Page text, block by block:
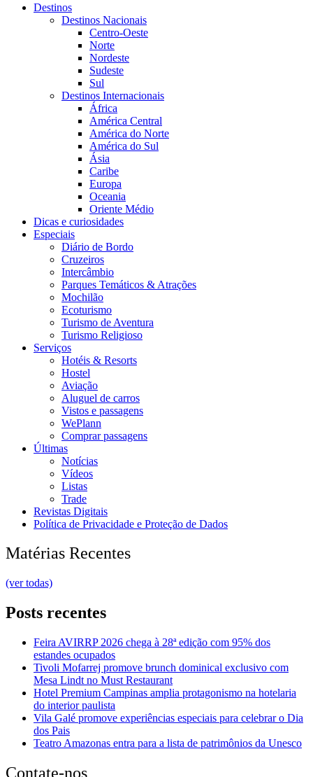
Destinos
Destinos Nacionais
Centro-Oeste
Norte
Nordeste
Sudeste
Sul
Destinos Internacionais
África
América Central
América do Norte
América do Sul
Ásia
Caribe
Europa
Oceania
Oriente Médio
Dicas e curiosidades
Especiais
Diário de Bordo
Cruzeiros
Intercâmbio
Parques Temáticos & Atrações
Mochilão
Ecoturismo
Turismo de Aventura
Turismo Religioso
Serviços
Hotéis & Resorts
Hostel
Aviação
Aluguel de carros
Vistos e passagens
WePlann
Comprar passagens
Últimas
Notícias
Vídeos
Listas
Trade
Revistas Digitais
Política de Privacidade e Proteção de Dados
Matérias Recentes
(ver todas)
Posts recentes
Feira AVIRRP 2026 chega à 28ª edição com 95% dos
estandes ocupados
Tivoli Mofarrej promove brunch dominical exclusivo com
Mesa Lindt no Must Restaurant
Hotel Premium Campinas amplia protagonismo na hotelaria
do interior paulista
Vila Galé promove experiências especiais para celebrar o Dia
dos Pais
Teatro Amazonas entra para a lista de patrimônios da Unesco
Contate-nos